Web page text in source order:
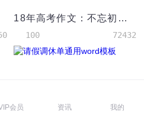
18年高考作文：不忘初心，砥砺前行
100 72432
会员 资讯 我的